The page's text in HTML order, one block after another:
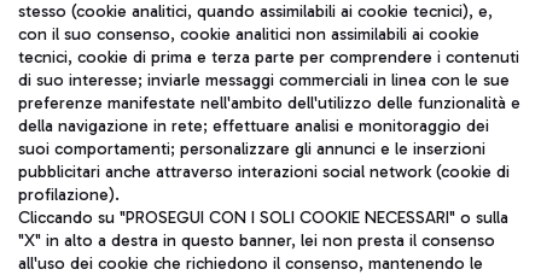
Fast Food
Treno
Raggiungi velocemente l'aeroporto di Fiumicino da Roma
tramite i servizi ferroviari Trenitalia.
TRAVEL JOURNAL
ITA
stesso (cookie analitici, quando assimilabili ai cookie tecnici), e,
con il suo consenso, cookie analitici non assimilabili ai cookie
tecnici, cookie di prima e terza parte per comprendere i contenuti
di suo interesse; inviarle messaggi commerciali in linea con le sue
preferenze manifestate nell'ambito dell'utilizzo delle funzionalità e
della navigazione in rete; effettuare analisi e monitoraggio dei
suoi comportamenti; personalizzare gli annunci e le inserzioni
pubblicitari anche attraverso interazioni social network (cookie di
profilazione).
Cliccando su "PROSEGUI CON I SOLI COOKIE NECESSARI" o sulla
"X" in alto a destra in questo banner, lei non presta il consenso
all'uso dei cookie che richiedono il consenso, mantenendo le